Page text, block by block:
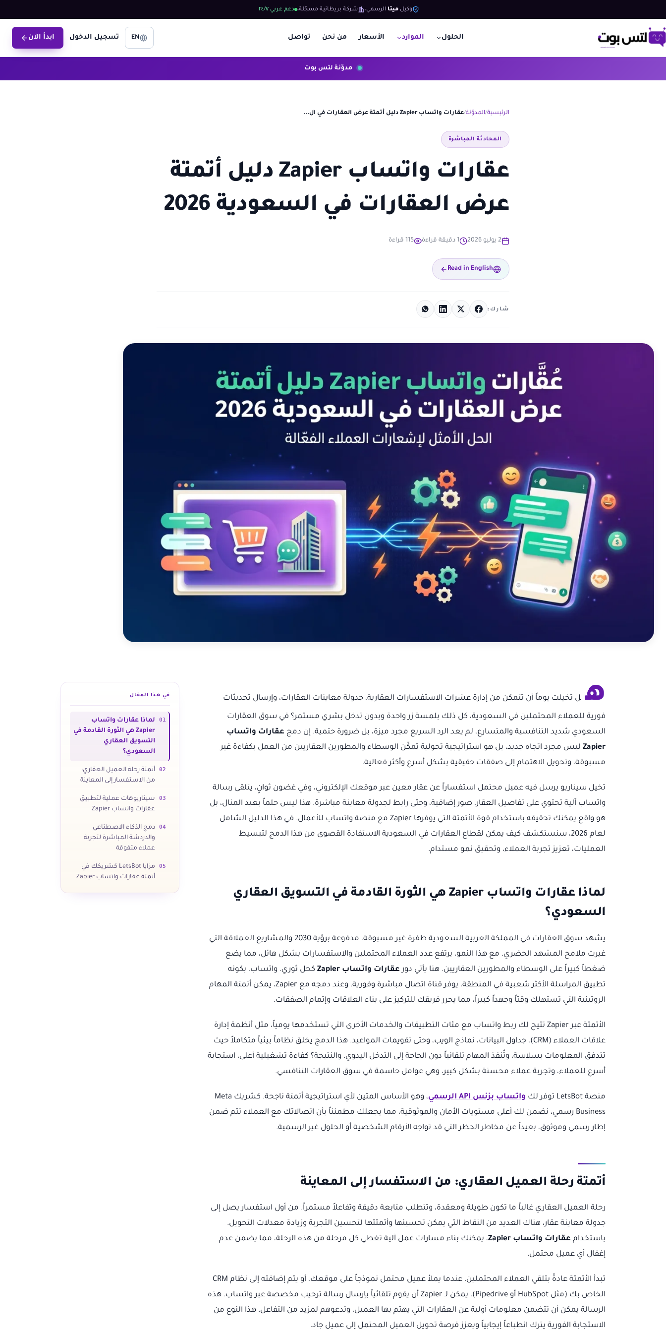
وكيل ميتا الرسمي شركة بريطانية مسجّلة دعم عربي ٢٤/٧
الحلول الموارد الأسعار من نحن تواصل EN تسجيل الدخول ابدأ الآن
مدوّنة لتس بوت
الرئيسية المدوّنة عقارات واتساب Zapier دليل أتمتة عرض العقارات في ال...
المحادثة المباشرة
عقارات واتساب Zapier دليل أتمتة
عرض العقارات في السعودية 2026
2 يوليو 2026 1 دقيقة قراءة 115 قراءة
Read in English
شارك:
في هذا المقال
01
لماذا عقارات واتساب
Zapier هي الثورة القادمة في
التسويق العقاري
السعودي؟
02
أتمتة رحلة العميل العقاري:
من الاستفسار إلى المعاينة
03
سيناريوهات عملية لتطبيق
عقارات واتساب Zapier
04
دمج الذكاء الاصطناعي
والدردشة المباشرة لتجربة
عملاء متفوقة
05
مزايا LetsBot كشريكك في
أتمتة عقارات واتساب Zapier
ه ل تخيلت يوماً أن تتمكن من إدارة عشرات الاستفسارات العقارية، جدولة معاينات العقارات، وإرسال تحديثات
فورية للعملاء المحتملين في السعودية، كل ذلك بلمسة زر واحدة وبدون تدخل بشري مستمر؟ في سوق العقارات
السعودي شديد التنافسية والمتسارع، لم يعد الرد السريع مجرد ميزة، بل ضرورة حتمية. إن دمج عقارات واتساب
Zapier ليس مجرد اتجاه جديد، بل هو استراتيجية تحولية تمكّن الوسطاء والمطورين العقاريين من العمل بكفاءة غير
مسبوقة، وتحويل الاهتمام إلى صفقات حقيقية بشكل أسرع وأكثر فعالية.
تخيل سيناريو يرسل فيه عميل محتمل استفساراً عن عقار معين عبر موقعك الإلكتروني، وفي غضون ثوانٍ، يتلقى رسالة
واتساب آلية تحتوي على تفاصيل العقار، صور إضافية، وحتى رابط لجدولة معاينة مباشرة. هذا ليس حلماً بعيد المنال، بل
هو واقع يمكنك تحقيقه باستخدام قوة الأتمتة التي يوفرها Zapier مع منصة واتساب للأعمال. في هذا الدليل الشامل
لعام 2026، سنستكشف كيف يمكن لقطاع العقارات في السعودية الاستفادة القصوى من هذا الدمج لتبسيط
العمليات، تعزيز تجربة العملاء، وتحقيق نمو مستدام.
لماذا عقارات واتساب Zapier هي الثورة القادمة في التسويق العقاري
السعودي؟
يشهد سوق العقارات في المملكة العربية السعودية طفرة غير مسبوقة، مدفوعة برؤية 2030 والمشاريع العملاقة التي
غيرت ملامح المشهد الحضري. مع هذا النمو، يرتفع عدد العملاء المحتملين والاستفسارات بشكل هائل، مما يضع
ضغطاً كبيراً على الوسطاء والمطورين العقاريين. هنا يأتي دور عقارات واتساب Zapier
كحل ثوري. واتساب، بكونه
تطبيق المراسلة الأكثر شعبية في المنطقة، يوفر قناة اتصال مباشرة وفورية. وعند دمجه مع Zapier، يمكن أتمتة المهام
الروتينية التي تستهلك وقتاً وجهداً كبيراً، مما يحرر فريقك للتركيز على بناء العلاقات وإتمام الصفقات.
الأتمتة عبر Zapier تتيح لك ربط واتساب مع مئات التطبيقات والخدمات الأخرى التي تستخدمها يومياً، مثل أنظمة إدارة
علاقات العملاء (CRM)، جداول البيانات، نماذج الويب، وحتى تقويمات المواعيد. هذا الدمج يخلق نظاماً بيئياً متكاملاً حيث
تتدفق المعلومات بسلاسة، وتُنفذ المهام تلقائياً دون الحاجة إلى التدخل اليدوي. والنتيجة؟ كفاءة تشغيلية أعلى، استجابة
أسرع للعملاء، وتجربة عملاء محسنة بشكل كبير، وهي عوامل حاسمة في سوق العقارات التنافسي.
منصة LetsBot توفر لك واتساب بزنس API الرسمي
، وهو الأساس المتين لأي استراتيجية أتمتة ناجحة. كشريك Meta
Business رسمي، نضمن لك أعلى مستويات الأمان والموثوقية، مما يجعلك مطمئناً بأن اتصالاتك مع العملاء تتم ضمن
إطار رسمي وموثوق، بعيداً عن مخاطر الحظر التي قد تواجه الأرقام الشخصية أو الحلول غير الرسمية.
أتمتة رحلة العميل العقاري: من الاستفسار إلى المعاينة
رحلة العميل العقاري غالباً ما تكون طويلة ومعقدة، وتتطلب متابعة دقيقة وتفاعلاً مستمراً. من أول استفسار يصل إلى
جدولة معاينة عقار، هناك العديد من النقاط التي يمكن تحسينها وأتمتتها لتحسين التجربة وزيادة معدلات التحويل.
باستخدام عقارات واتساب Zapier
، يمكنك بناء مسارات عمل آلية تغطي كل مرحلة من هذه الرحلة، مما يضمن عدم
إغفال أي عميل محتمل.
تبدأ الأتمتة عادةً بتلقي العملاء المحتملين. عندما يملأ عميل محتمل نموذجاً على موقعك، أو يتم إضافته إلى نظام CRM
الخاص بك (مثل HubSpot أو Pipedrive)، يمكن لـ Zapier أن يقوم تلقائياً بإرسال رسالة ترحيب مخصصة عبر واتساب. هذه
الرسالة يمكن أن تتضمن معلومات أولية عن العقارات التي يهتم بها العميل، وتدعوهم لمزيد من التفاعل. هذا النوع من
الاستجابة الفورية يترك انطباعاً إيجابياً ويعزز فرصة تحويل العميل المحتمل إلى عميل جاد.